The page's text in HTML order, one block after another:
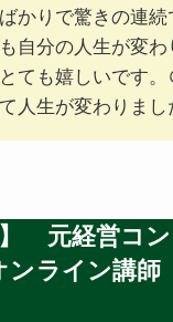
かりで驚きの連
自分の人生が変わ
ても嬉しいです。
人生が変わりまし
元経営コン
ンライン講師